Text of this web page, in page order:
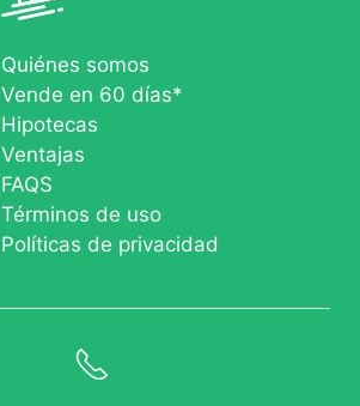
Quiénes somos
Vende en 60 días*
Hipotecas
Ventajas
FAQS
Términos de uso
Políticas de privacidad